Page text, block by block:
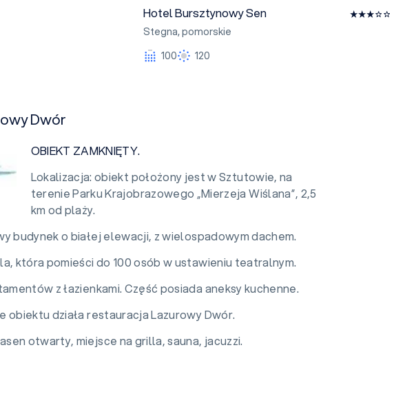
Hotel Bursztynowy Sen
Stegna,pomorskie
100
120
Dwór
OBIEKT ZAMKNIĘTY.
Lokalizacja: obiekt położony jest w Sztutowie, na
terenie Parku Krajobrazowego „Mierzeja Wiślana”, 2,5
km od plaży.
budynek o białej elewacji, z wielospadowym dachem.
która pomieści do 100 osób w ustawieniu teatralnym.
z łazienkami. Część posiada aneksy kuchenne.
obiektu działa restauracja Lazurowy Dwór.
otwarty, miejsce na grilla, sauna, jacuzzi.